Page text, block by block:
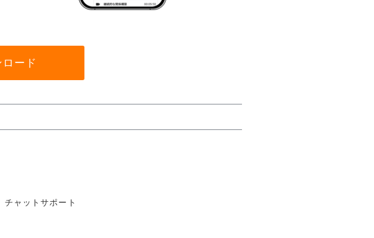
ード
チャットサポート